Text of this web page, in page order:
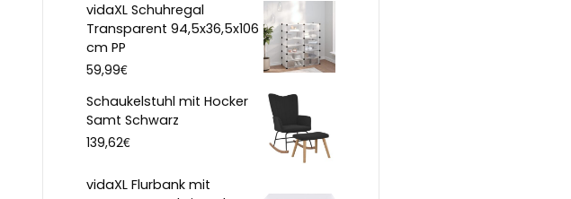
vidaXL Schuhregal
Transparent 94,5x36,5x106
cm PP
59,99€
Schaukelstuhl mit Hocker
Samt Schwarz
139,62€
vidaXL Flurbank mit